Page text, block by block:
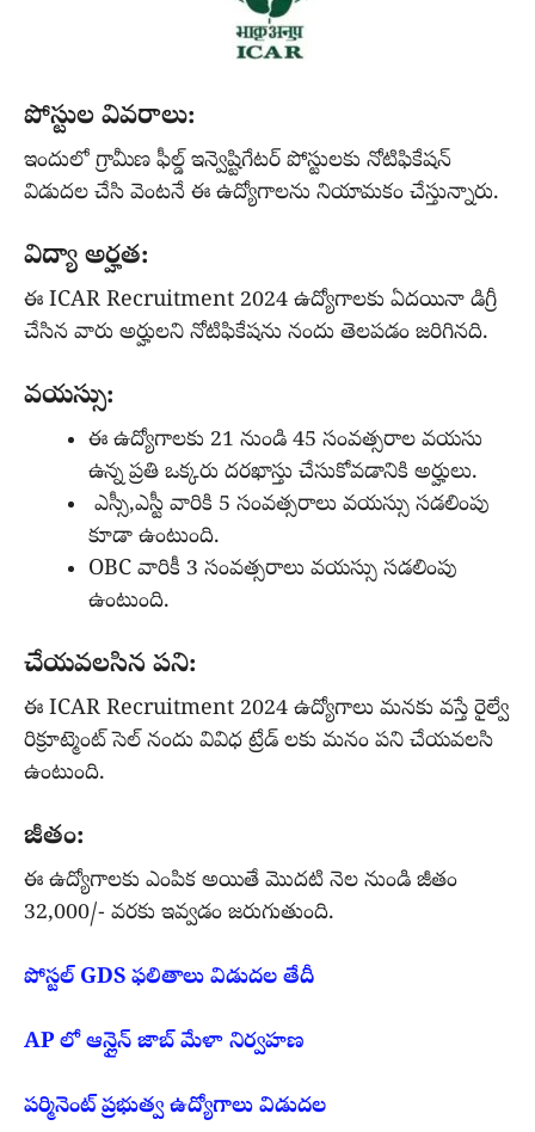
పోస్టుల వివరాలు:
ఇందులో గ్రామీణ ఫీల్డ్ ఇన్వెష్టిగేటర్ పోస్టులకు నోటిఫికేషన్
విడుదల చేసి వెంటనే ఈ ఉద్యోగాలను నియామకం చేస్తున్నారు.
విద్యా అర్హత:
ఈ ICAR Recruitment 2024 ఉద్యోగాలకు ఏదయినా డిగ్రీ
చేసిన వారు అర్హులని నోటిఫికేషను నందు తెలపడం జరిగినది.
వయస్సు:
ఈ ఉద్యోగాలకు 21 నుండి 45 సంవత్సరాల వయసు
ఉన్న ప్రతి ఒక్కరు దరఖాస్తు చేసుకోవడానికి అర్హులు.
ఎస్సీ,ఎస్టీ వారికి 5 సంవత్సరాలు వయస్సు సడలింపు
కూడా ఉంటుంది.
OBC వారికీ 3 సంవత్సరాలు వయస్సు సడలింపు
ఉంటుంది.
చేయవలసిన పని:
ఈ ICAR Recruitment 2024 ఉద్యోగాలు మనకు వస్తే రైల్వే
రిక్రూట్మెంట్ సెల్ నందు వివిధ ట్రేడ్ లకు మనం పని చేయవలసి
ఉంటుంది.
జీతం:
ఈ ఉద్యోగాలకు ఎంపిక అయితే మొదటి నెల నుండి జీతం
32,000/- వరకు ఇవ్వడం జరుగుతుంది.
పోస్టల్ GDS ఫలితాలు విడుదల తేదీ
AP లో ఆన్లైన్ జాబ్ మేళా నిర్వహణ
పర్మినెంట్ ప్రభుత్వ ఉద్యోగాలు విడుదల